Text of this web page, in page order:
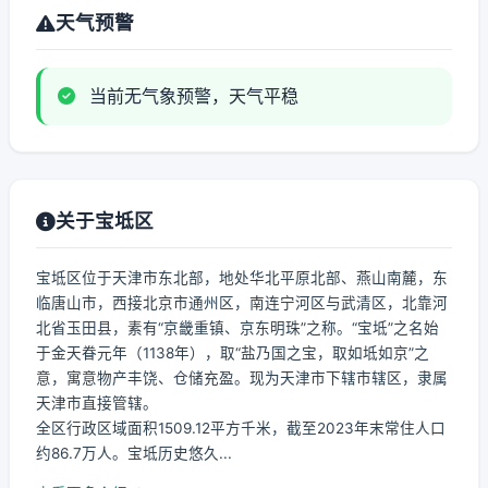
天气预警
当前无气象预警，天气平稳
关于宝坻区
宝坻区位于天津市东北部，地处华北平原北部、燕山南麓，东
临唐山市，西接北京市通州区，南连宁河区与武清区，北靠河
北省玉田县，素有“京畿重镇、京东明珠”之称。“宝坻”之名始
于金天眷元年（1138年），取“盐乃国之宝，取如坻如京”之
意，寓意物产丰饶、仓储充盈。现为天津市下辖市辖区，隶属
天津市直接管辖。
全区行政区域面积1509.12平方千米，截至2023年末常住人口
约86.7万人。宝坻历史悠久...